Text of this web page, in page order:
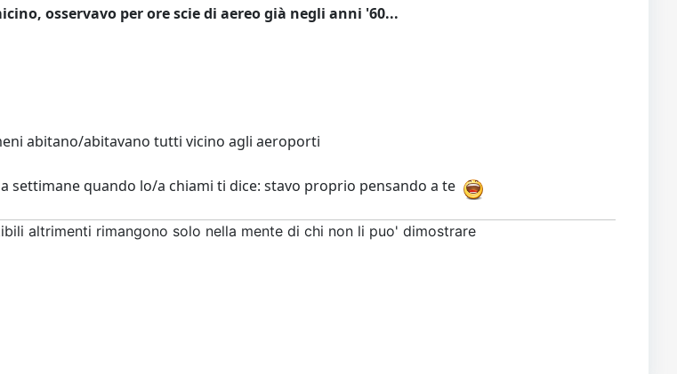
osservavo per ore scie di aereo già negli anni '60...
abitano/abitavano tutti vicino agli aeroporti
settimane quando lo/a chiami ti dice: stavo proprio pensando a te
altrimenti rimangono solo nella mente di chi non li puo' dimostrare